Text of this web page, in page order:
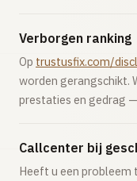
Verborgen ranking
Op trustusfix.com/
worden gerangschikt.
prestaties en gedrag
Callcenter bij
Heeft u een probleem